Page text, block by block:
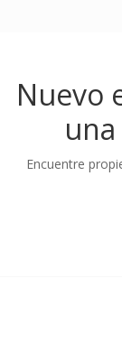
Nuevo
Encuentre